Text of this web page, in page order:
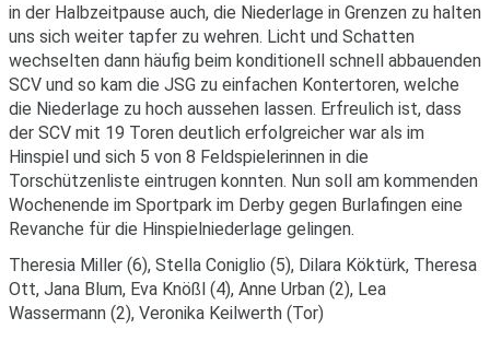
in der Halbzeitpause auch, die Niederlage in Grenzen zu halten
uns sich weiter tapfer zu wehren. Licht und Schatten
wechselten dann häufig beim konditionell schnell abbauenden
SCV und so kam die JSG zu einfachen Kontertoren, welche
die Niederlage zu hoch aussehen lassen. Erfreulich ist, dass
der SCV mit 19 Toren deutlich erfolgreicher war als im
Hinspiel und sich 5 von 8 Feldspielerinnen in die
Torschützenliste eintrugen konnten. Nun soll am kommenden
Wochenende im Sportpark im Derby gegen Burlafingen eine
Revanche für die Hinspielniederlage gelingen.
Theresia Miller (6), Stella Coniglio (5), Dilara Köktürk, Theresa
Ott, Jana Blum, Eva Knößl (4), Anne Urban (2), Lea
Wassermann (2), Veronika Keilwerth (Tor)